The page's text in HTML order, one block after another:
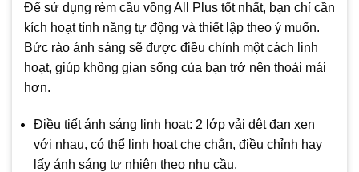
Để sử dụng rèm cầu vồng All Plus tốt nhất, bạn chỉ cần
kích hoạt tính năng tự động và thiết lập theo ý muốn.
Bức rào ánh sáng sẽ được điều chỉnh một cách linh
hoạt, giúp không gian sống của bạn trở nên thoải mái
hơn.
Điều tiết ánh sáng linh hoạt: 2 lớp vải dệt đan xen
với nhau, có thể linh hoạt che chắn, điều chỉnh hay
lấy ánh sáng tự nhiên theo nhu cầu.